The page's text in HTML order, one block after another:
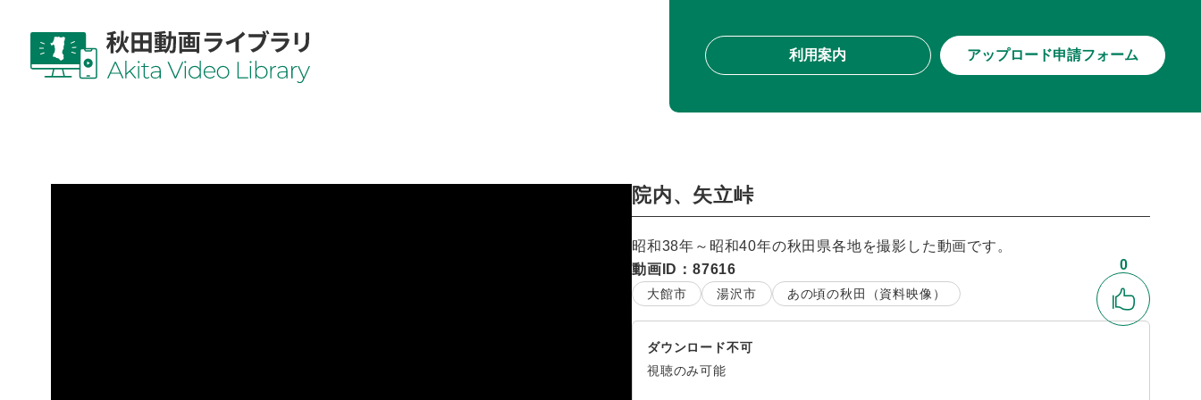
利用案内 アップロード申請フォーム
院内、矢立峠
昭和38年～昭和40年の秋田県各地を撮影した動画です。
動画ID：87616
大館市 湯沢市 あの頃の秋田（資料映像）
いいね
0
ダウンロード不可
視聴のみ可能